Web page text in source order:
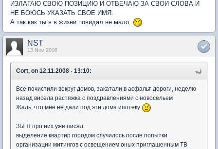
ИЗЛАГАЮ СВОЮ ПОЗИЦИЮ И ОТВЕЧАЮ ЗА СВОИ СЛОВА И
НЕ БОЮСЬ УКАЗАТЬ СВОЕ ИМЯ.
А так как ты я в жизни повидал не мало.
NST
13 Nov 2008
Cort, on 12.11.2008 - 13:10:
Все почистили вокруг домов, закатали в асфальт дороги, неделю
назад висела растяжка с поздравлениями с новосельем
Жаль, что мне не дали под эти дома ипотеку
ЗЫ Я про них уже писал:
выделение квартир городом случилось после попытки
организации митингов с освещением оных приглашенным ТВ